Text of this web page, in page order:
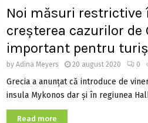
Noi măsuri restrictive
creșterea cazurilor de
important pentru
by Adina Meyers 20 august 2020 0
Grecia a anunțat că introduce de
insula Mykonos dar și în regiunea
Read more